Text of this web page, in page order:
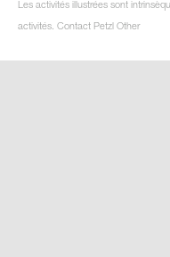
Les activités illustrées sont
activités. Contact Petzl Other